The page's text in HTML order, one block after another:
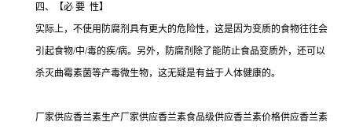
四、【必 要 性】
实际上，不使用防腐剂具有更大的危险性，这是因为变质的食物往往会
引起食物/中/毒的疾/病。另外，防腐剂除了能防止食品变质外，还可以
杀灭曲霉素菌等产毒微生物，这无疑是有益于人体健康的。
厂家供应香兰素生产厂家供应香兰素食品级供应香兰素价格供应香兰素